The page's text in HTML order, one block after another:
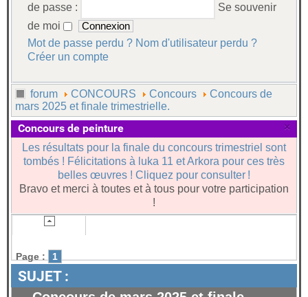
de passe :
Se souvenir
de moi
Mot de passe perdu ? Nom d'utilisateur perdu ?
Créer un compte
forum CONCOURS Concours
Concours de
mars 2025 et finale trimestrielle.
×
Concours de peinture
Les résultats pour la finale du concours trimestriel sont
tombés ! Félicitations à luka 11 et Arkora pour ces très
belles œuvres ! Cliquez pour consulter !
Bravo et merci à toutes et à tous pour votre participation
!
Page : 1
SUJET :